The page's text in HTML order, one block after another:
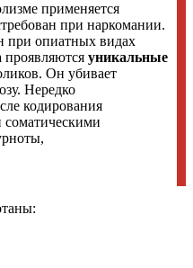
применяется
при наркомании.
при опиатных видах
проявляются уникальные
Он убивает
Нередко
кодирования
соматическими